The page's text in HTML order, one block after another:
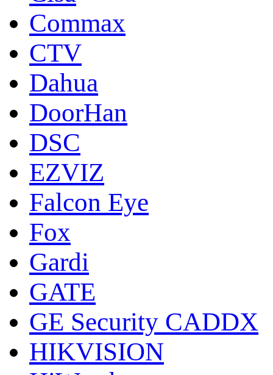
Commax
CTV
Dahua
DoorНan
DSC
EZVIZ
Falcon Eye
Fox
Gardi
GATE
GE Security CADDX
HIKVISION